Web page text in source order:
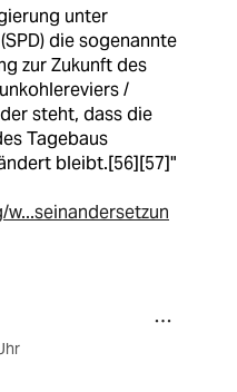
unter
die sogenannte
zur Zukunft des
/
steht, dass die
Tagebaus
bleibt.[56][57]"